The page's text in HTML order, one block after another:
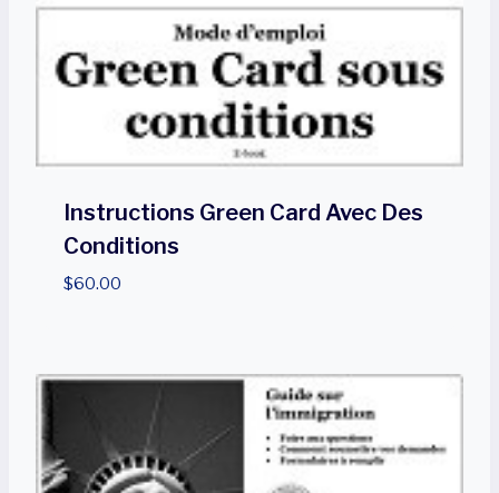
Instructions Green Card Avec Des
Conditions
$60.00